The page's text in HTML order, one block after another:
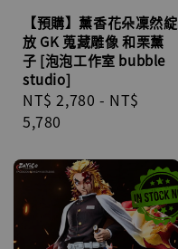
【預購】薰香花朵凜然綻
放 GK 蒐藏雕像 和栗薰
子 [泡泡工作室 bubble
studio]
Regular
price
NT$ 2,780 - NT$
5,780